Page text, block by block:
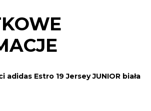
adidas Estro 19 Jersey JUNIOR biała